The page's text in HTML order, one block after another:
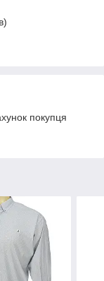
покупця